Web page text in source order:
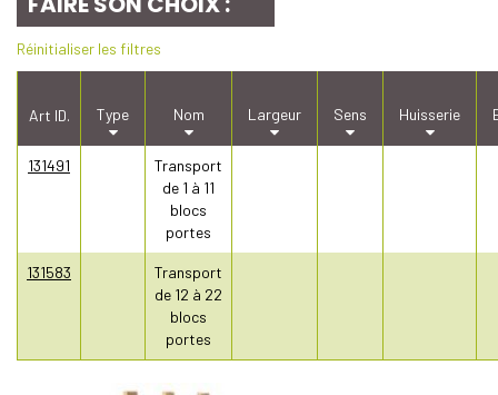
Réinitialiser les filtres
Art ID. Type Nom Largeur Sens Huisserie
131491
Transport
de 1 à 11
blocs
portes
131583
Transport
de 12 à 22
blocs
portes